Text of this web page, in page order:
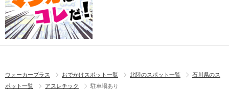
ウォーカープラス おでかけスポット一覧 北陸のスポット一覧
石川県のス
ポット一覧
アスレチック
駐車場あり